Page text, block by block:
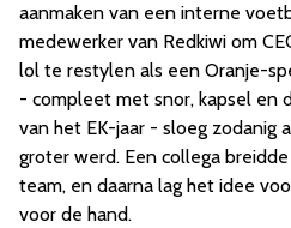
aanmaken van een interne
medewerker van Redkiwi om
lol te restylen als een Oranje-
- compleet met snor, kapsel en
van het EK-jaar - sloeg zodanig
groter werd. Een collega
team, en daarna lag het idee
voor de hand.